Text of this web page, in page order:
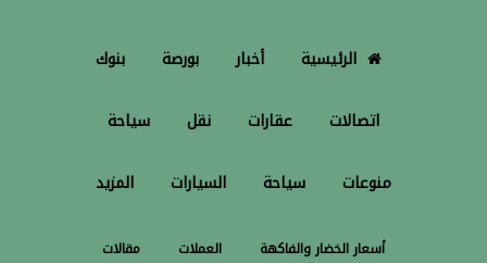
الرئيسية أخبار بورصة بنوك
اتصالات عقارات نقل سياحة
منوعات سياحة السيارات المزيد
أسعار الخضار والفاكهة العملات مقالات